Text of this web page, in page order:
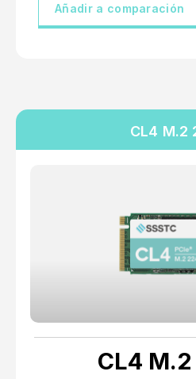
Añadir a comparación
CL4 M.2
CL4